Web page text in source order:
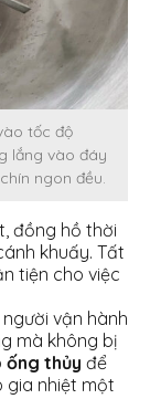
tốc độ
lắng vào đáy
ngon đều.
đồng hồ thời
khuấy. Tất
tiện cho việc
vận hành
mà không bị
ống thủy để
gia nhiệt một